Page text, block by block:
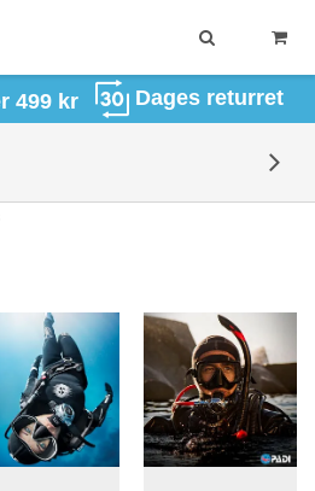
499 kr Dages returret